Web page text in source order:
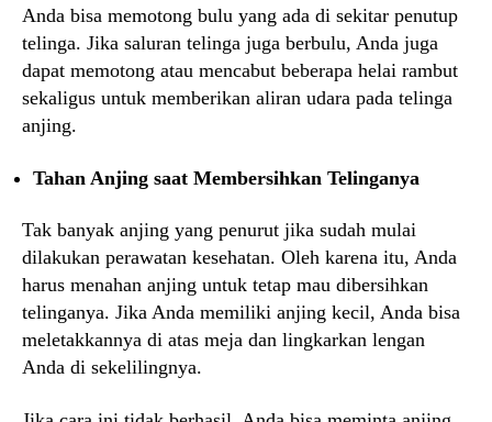
Anda bisa memotong bulu yang ada di sekitar penutup
telinga. Jika saluran telinga juga berbulu, Anda juga
dapat memotong atau mencabut beberapa helai rambut
sekaligus untuk memberikan aliran udara pada telinga
anjing.
Tahan Anjing saat Membersihkan Telinganya
Tak banyak anjing yang penurut jika sudah mulai
dilakukan perawatan kesehatan. Oleh karena itu, Anda
harus menahan anjing untuk tetap mau dibersihkan
telinganya. Jika Anda memiliki anjing kecil, Anda bisa
meletakkannya di atas meja dan lingkarkan lengan
Anda di sekelilingnya.